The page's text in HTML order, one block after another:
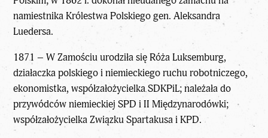
namiestnika Królestwa Polskiego gen. Aleksandra
Luedersa.
1871 – W Zamościu urodziła się Róża Luksemburg,
działaczka polskiego i niemieckiego ruchu robotniczego,
ekonomistka, współzałożycielka SDKPiL; należała do
przywódców niemieckiej SPD i II Międzynarodówki;
współzałożycielka Związku Spartakusa i KPD.